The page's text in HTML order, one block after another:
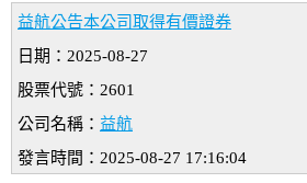
益航公告本公司取得有價證券
日期：2025-08-27
股票代號：2601
公司名稱： 益航
發言時間：2025-08-27 17:16:04